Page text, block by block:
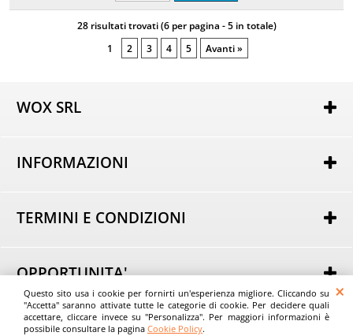
Questo sito usa i cookie per fornirti un'esperienza migliore. Cliccando su
"Accetta" saranno attivate tutte le categorie di cookie. Per decidere quali
accettare, cliccare invece su "Personalizza". Per maggiori informazioni è
possibile consultare la pagina Cookie Policy.
28 risultati trovati (6 per pagina - 5 in totale)
1
2 3 4 5 Avanti »
WOX SRL
COE SM21075
----
Tel. +39 0549 963801
INFORMAZIONI
Domande Frequenti
TERMINI E CONDIZIONI
Modalità di pagamento
Modalità di consegna
Spese di trasporto
OPPORTUNITA'
Acquista all'Ingrosso
Consigli
© Wox srl - EvoStore.it